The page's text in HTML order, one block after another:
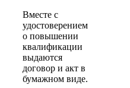
Вместе с
удостоверением
о повышении
квалификации
выдаются
договор и акт в
бумажном виде.